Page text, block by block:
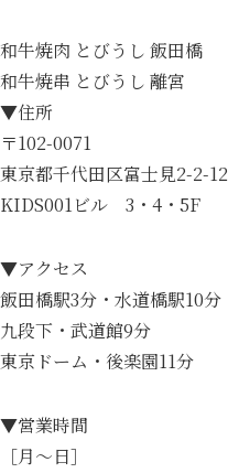
和牛焼肉 とびうし 飯田橋
和牛焼串 とびうし 離宮
▼住所
〒102-0071
東京都千代田区富士見2-2-12
KIDS001ビル 3・4・5F
▼アクセス
飯田橋駅3分・水道橋駅10分
九段下・武道館9分
東京ドーム・後楽園11分
▼営業時間
［月～日］